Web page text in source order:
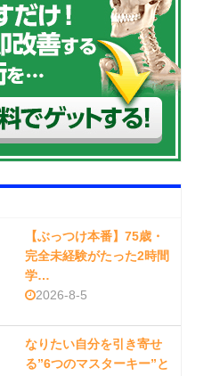
【ぶっつけ本番】75歳・
完全未経験がたった2時間
学…
2026-8-5
なりたい自分を引き寄せ
る”6つのマスターキー”と